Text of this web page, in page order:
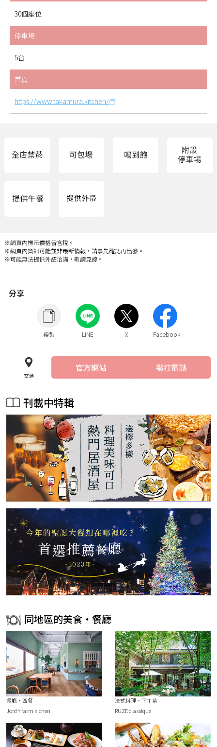
30個座位
停車場
5台
首頁
https://www.takamura.kitchen/
※網頁內標示價格皆含稅。
※網頁內資訊可能並非最新情報，請事先確認再出發。
※可能無法提供外語洽詢，敬請見諒。
分享
複製 LINE X Facebook
交通
官方網站 撥打電話
刊載中特輯
同地區的美食・餐廳
餐廳・西餐
Jord Y farm kichen
法式料理・下午茶
RUZE classique